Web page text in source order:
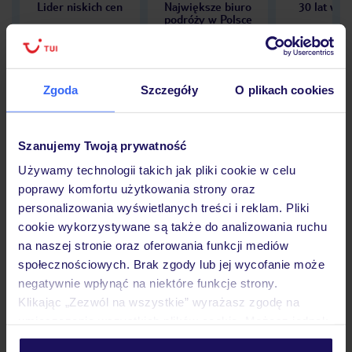
Zgoda Szczegóły O plikach cookies
Szanujemy Twoją prywatność
Używamy technologii takich jak pliki cookie w celu
poprawy komfortu użytkowania strony oraz
personalizowania wyświetlanych treści i reklam. Pliki
cookie wykorzystywane są także do analizowania ruchu
na naszej stronie oraz oferowania funkcji mediów
społecznościowych. Brak zgody lub jej wycofanie może
negatywnie wpłynąć na niektóre funkcje strony.
Klikając „Zezwól na wszystkie” wyrażasz zgodę na
personalizować swój wybór wchodząc w zakładkę
Lider niskich cen
Największe biuro
podróży w Polsce
30 lat w
Opinie
Pokoje
Wyżywienie